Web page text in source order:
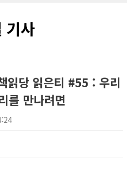
기사
읽당 읽은티 #55 : 우리
를 만나려면